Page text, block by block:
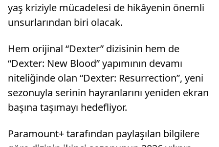
yaş kriziyle mücadelesi de hikâyenin önemli
unsurlarından biri olacak.
Hem orijinal “Dexter” dizisinin hem de
“Dexter: New Blood” yapımının devamı
niteliğinde olan “Dexter: Resurrection”, yeni
sezonuyla serinin hayranlarını yeniden ekran
başına taşımayı hedefliyor.
Paramount+ tarafından paylaşılan bilgilere